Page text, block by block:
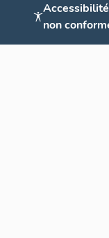
non